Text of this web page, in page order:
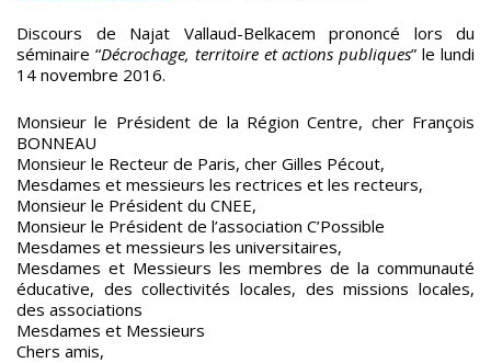
Discours de Najat Vallaud-Belkacem prononcé lors du
séminaire “Décrochage, territoire et actions publiques” le lundi
14 novembre 2016.
Monsieur le Président de la Région Centre, cher François
BONNEAU
Monsieur le Recteur de Paris, cher Gilles Pécout,
Mesdames et messieurs les rectrices et les recteurs,
Monsieur le Président du CNEE,
Monsieur le Président de l’association C’Possible
Mesdames et messieurs les universitaires,
Mesdames et Messieurs les membres de la communauté
éducative, des collectivités locales, des missions locales,
des associations
Mesdames et Messieurs
Chers amis,